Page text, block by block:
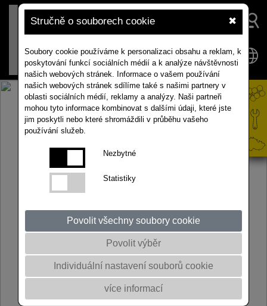
Stručně o souborech cookie ✖
Soubory cookie používáme k personalizaci obsahu a reklam, k
poskytování funkcí sociálních médií a k analýze návštěvnosti
našich webových stránek. Informace o vašem používání
našich webových stránek sdílíme také s našimi partnery v
oblasti sociálních médií, reklamy a analýzy. Naši partneři
mohou tyto informace kombinovat s dalšími údaji, které jste
jim poskytli nebo které shromáždili v průběhu vašeho
používání služeb.
Nezbytné
Statistiky
Povolit všechny soubory cookie
Povolit výběr
Individuální nastavení souborů cookie
více informací